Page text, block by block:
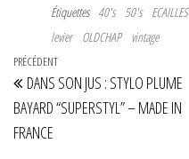
Étiquettes 40's 50's ECAILLES
levier
OLDCHAP vintage
Navigation
de
l’article
Article
précédent
PRÉCÉDENT
DANS SON JUS : STYLO PLUME
BAYARD “SUPERSTYL” – MADE IN
FRANCE